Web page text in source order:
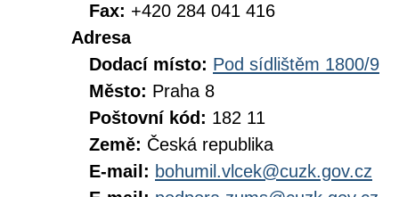
Fax: +420 284 041 416
Adresa
Dodací místo: Pod sídlištěm 1800/9
Město: Praha 8
Poštovní kód: 182 11
Země: Česká republika
E-mail: bohumil.vlcek@cuzk.gov.cz